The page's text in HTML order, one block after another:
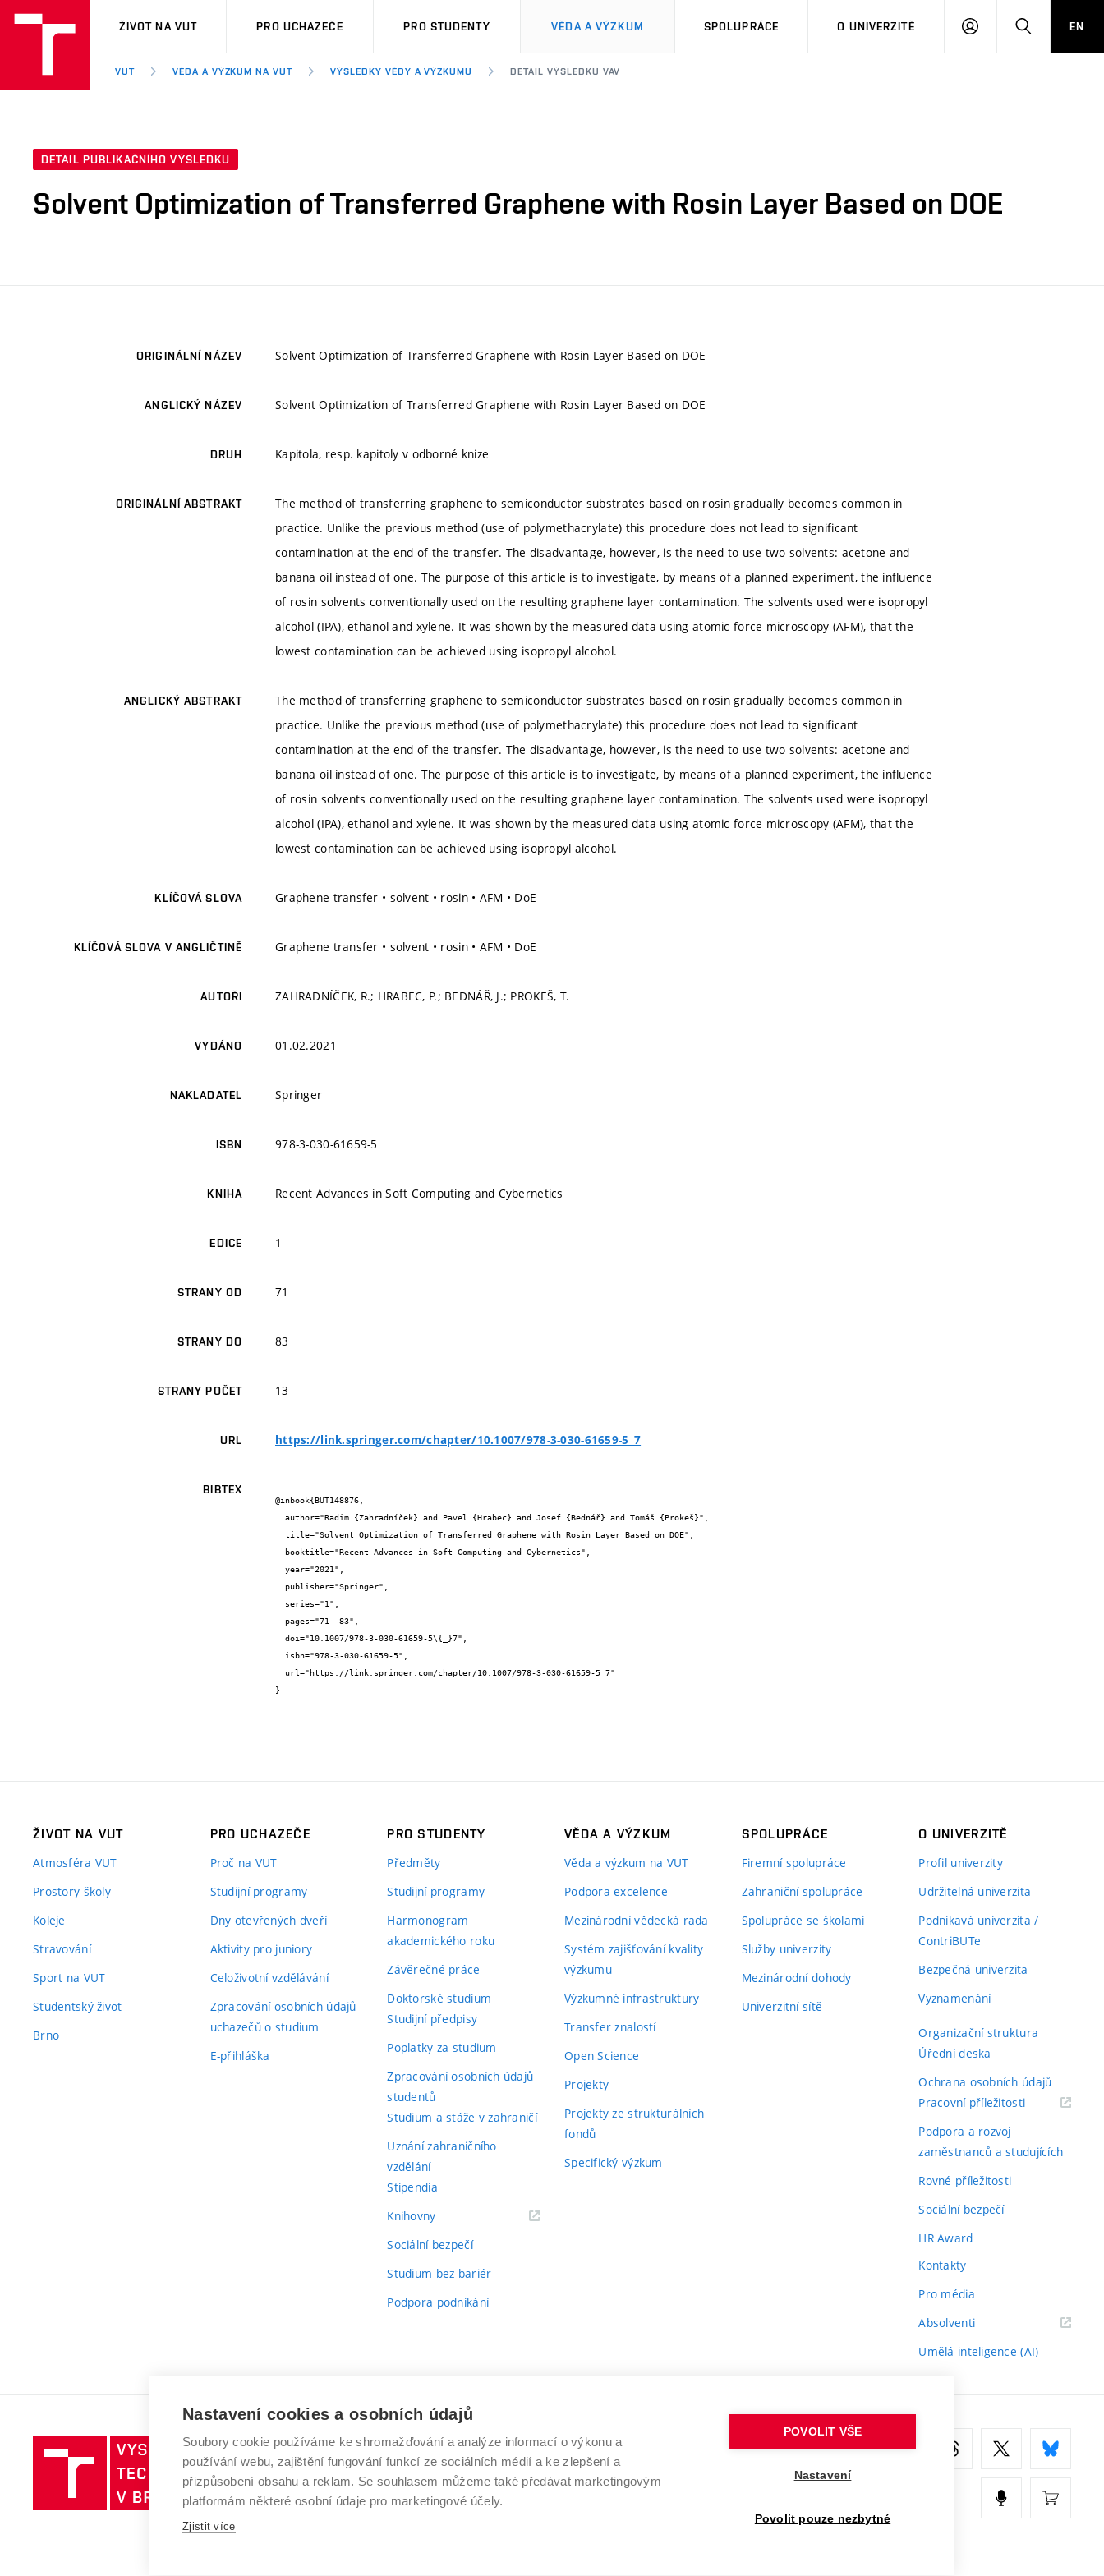
VUT
ŽIVOT NA VUT PRO UCHAZEČE PRO STUDENTY VĚDA A VÝZKUM SPOLUPRÁCE O UNIVERZITĚ
PŘIHLÁSIT HLEDATEN
VUT VĚDA A VÝZKUM NA VUT VÝSLEDKY VĚDY A VÝZKUMU DETAIL VÝSLEDKU VAV
DETAIL PUBLIKAČNÍHO VÝSLEDKU
Solvent Optimization of Transferred Graphene with Rosin Layer Based on DOE
ORIGINÁLNÍ NÁZEV Solvent Optimization of Transferred Graphene with Rosin Layer Based on DOE
ANGLICKÝ NÁZEV Solvent Optimization of Transferred Graphene with Rosin Layer Based on DOE
DRUH Kapitola, resp. kapitoly v odborné knize
ORIGINÁLNÍ ABSTRAKT
The method of transferring graphene to semiconductor substrates based on rosin gradually becomes common in
practice. Unlike the previous method (use of polymethacrylate) this procedure does not lead to significant
contamination at the end of the transfer. The disadvantage, however, is the need to use two solvents: acetone and
banana oil instead of one. The purpose of this article is to investigate, by means of a planned experiment, the influence
of rosin solvents conventionally used on the resulting graphene layer contamination. The solvents used were isopropyl
alcohol (IPA), ethanol and xylene. It was shown by the measured data using atomic force microscopy (AFM), that the
lowest contamination can be achieved using isopropyl alcohol.
ANGLICKÝ ABSTRAKT
The method of transferring graphene to semiconductor substrates based on rosin gradually becomes common in
practice. Unlike the previous method (use of polymethacrylate) this procedure does not lead to significant
contamination at the end of the transfer. The disadvantage, however, is the need to use two solvents: acetone and
banana oil instead of one. The purpose of this article is to investigate, by means of a planned experiment, the influence
of rosin solvents conventionally used on the resulting graphene layer contamination. The solvents used were isopropyl
alcohol (IPA), ethanol and xylene. It was shown by the measured data using atomic force microscopy (AFM), that the
lowest contamination can be achieved using isopropyl alcohol.
KLÍČOVÁ SLOVA Graphene transfer • solvent • rosin • AFM • DoE
KLÍČOVÁ SLOVA V ANGLIČTINĚ Graphene transfer • solvent • rosin • AFM • DoE
AUTOŘI ZAHRADNÍČEK, R.; HRABEC, P.; BEDNÁŘ, J.; PROKEŠ, T.
VYDÁNO 01.02.2021
NAKLADATEL Springer
ISBN 978-3-030-61659-5
KNIHA Recent Advances in Soft Computing and Cybernetics
EDICE 1
STRANY OD 71
STRANY DO 83
STRANY POČET 13
URL https://link.springer.com/chapter/10.1007/978-3-030-61659-5_7
BIBTEX
@inbook{BUT148876,
}
ŽIVOT NA VUT
Atmosféra VUT
Prostory školy
Koleje
Stravování
Sport na VUT
Studentský život
Brno
PRO UCHAZEČE
Proč na VUT
Studijní programy
Dny otevřených dveří
Aktivity pro juniory
Celoživotní vzdělávání
Zpracování osobních údajů
uchazečů o studium
E-přihláška
PRO STUDENTY
Předměty
Studijní programy
Harmonogram
akademického roku
Závěrečné práce
Doktorské studium
Studijní předpisy
Poplatky za studium
Zpracování osobních údajů
studentů
Studium a stáže v zahraničí
Uznání zahraničního
vzdělání
Stipendia
Knihovny(externí
Sociální bezpečí
Studium bez bariér
Podpora podnikání
VĚDA A VÝZKUM
Věda a výzkum na VUT
Podpora excelence
Mezinárodní vědecká rada
Systém zajišťování kvality
výzkumu
Výzkumné infrastruktury
Transfer znalostí
Open Science
Projekty
Projekty ze strukturálních
fondů
Specifický výzkum
SPOLUPRÁCE
Firemní spolupráce
Zahraniční spolupráce
Spolupráce se školami
Služby univerzity
Mezinárodní dohody
Univerzitní sítě
O UNIVERZITĚ
Profil univerzity
Udržitelná univerzita
Podnikavá univerzita /
ContriBUTe
Bezpečná univerzita
Vyznamenání
Organizační struktura
Úřední deska
Ochrana osobních údajů
Pracovní příležitosti(externí
Podpora a rozvoj
zaměstnanců a studujících
Rovné příležitosti
Sociální bezpečí
HR Award
Kontakty
Pro média
Absolventi(externí
Umělá inteligence (AI)
Vysoké
učení
technické
v
VYSOKÉ UČENÍ TECHNICKÉ V BRNĚ
Antonínská 548/1
602 00 Brno
www.vut.cz
Nastavení cookies a osobních údajů
Soubory cookie používáme ke shromažďování a analýze informací o výkonu a
používání webu, zajištění fungování funkcí ze sociálních médií a ke zlepšení a
přizpůsobení obsahu a reklam. Se souhlasem můžeme také předávat marketingovým
platformám některé osobní údaje pro marketingové účely.
Zjistit více
POVOLIT VŠE
Nastavení
Povolit pouze nezbytné